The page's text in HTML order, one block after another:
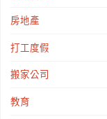
房地產
打工度假
搬家公司
教育